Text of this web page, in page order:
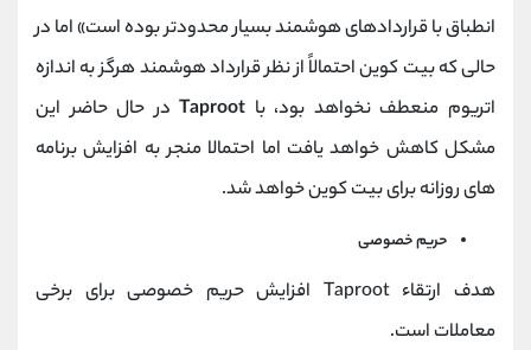
انطباق با قراردادهای هوشمند بسیار محدودتر بوده است» اما در
حالی که بیت کوین احتمالاً از نظر قرارداد هوشمند هرگز به اندازه
اتریوم منعطف نخواهد بود، با Taprootدر حال حاضر این
مشکل کاهش خواهد یافت اما احتمالا منجر به افزایش برنامه
های روزانه برای بیت کوین خواهد شد.
حریم خصوصی
هدف ارتقاء Taproot افزایش حریم خصوصی برای برخی
معاملات است.